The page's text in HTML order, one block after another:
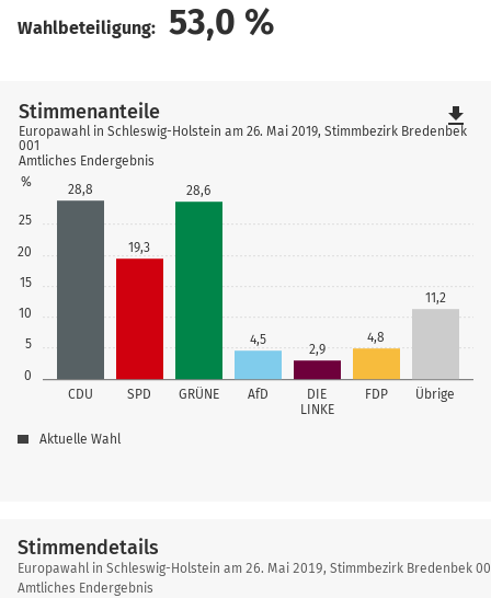
Wahlbeteiligung: 53,0 %
0
5
10
15
20
25
%
CDU SPD GRÜNE AfD
DIE
LINKE
FDP Übrige
28,8
19,3
28,6
4,5
2,9
4,8
11,2
Stimmenanteile
Europawahl in Schleswig-Holstein am 26. Mai 2019, Stimmbezirk Bredenbek
001
Amtliches Endergebnis
Aktuelle Wahl
file_download
Stimmendetails
Stimmendetails
Europawahl in Schleswig-Holstein am 26. Mai 2019, Stimmbezirk Bredenbek
Amtliches Endergebnis